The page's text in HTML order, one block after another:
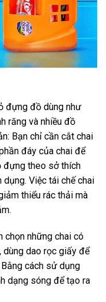
đựng đồ dùng như
răng và nhiều đồ
Bạn chỉ cần cắt chai
đáy của chai để
đựng theo sở thích
Việc tái chế chai
thiểu rác thải mà
chọn những chai có
dùng dao rọc giấy để
cách sử dụng
dạng sóng để tạo ra